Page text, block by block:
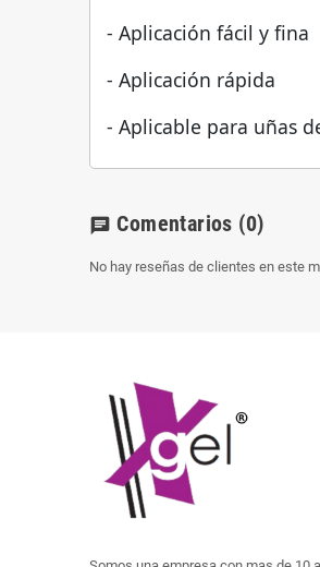
- Aplicación fácil y fina
- Aplicación rápida
- Aplicable para uñas
chat Comentarios (0)
No hay reseñas de clientes en este